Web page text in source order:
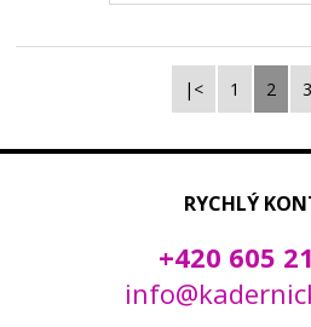
|< 1 2 3
RYCHLÝ
+420 605